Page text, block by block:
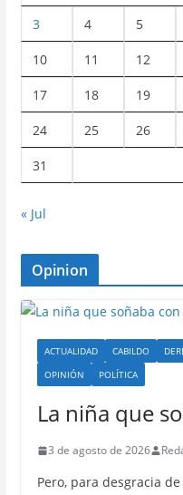
3 4 5
10 11 12
17 18 19
24 25 26
31
« Jul
Opinion
ACTUALIDAD CABILDO
OPINIÓN
POLÍTICA
La niña que
3 de agosto de 2026
Pero, para desgracia